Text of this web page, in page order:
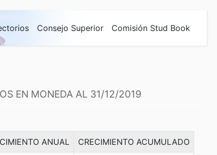
Consejo Superior Comisión Stud Book
EN MONEDA AL 31/12/2019
ANUAL CRECIMIENTO ACUMULADO